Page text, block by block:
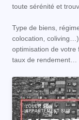
toute sérénité et
Type de biens,
colocation,
optimisation de votre
taux de rendement…